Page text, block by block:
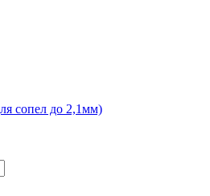
сопел до 2,1мм)